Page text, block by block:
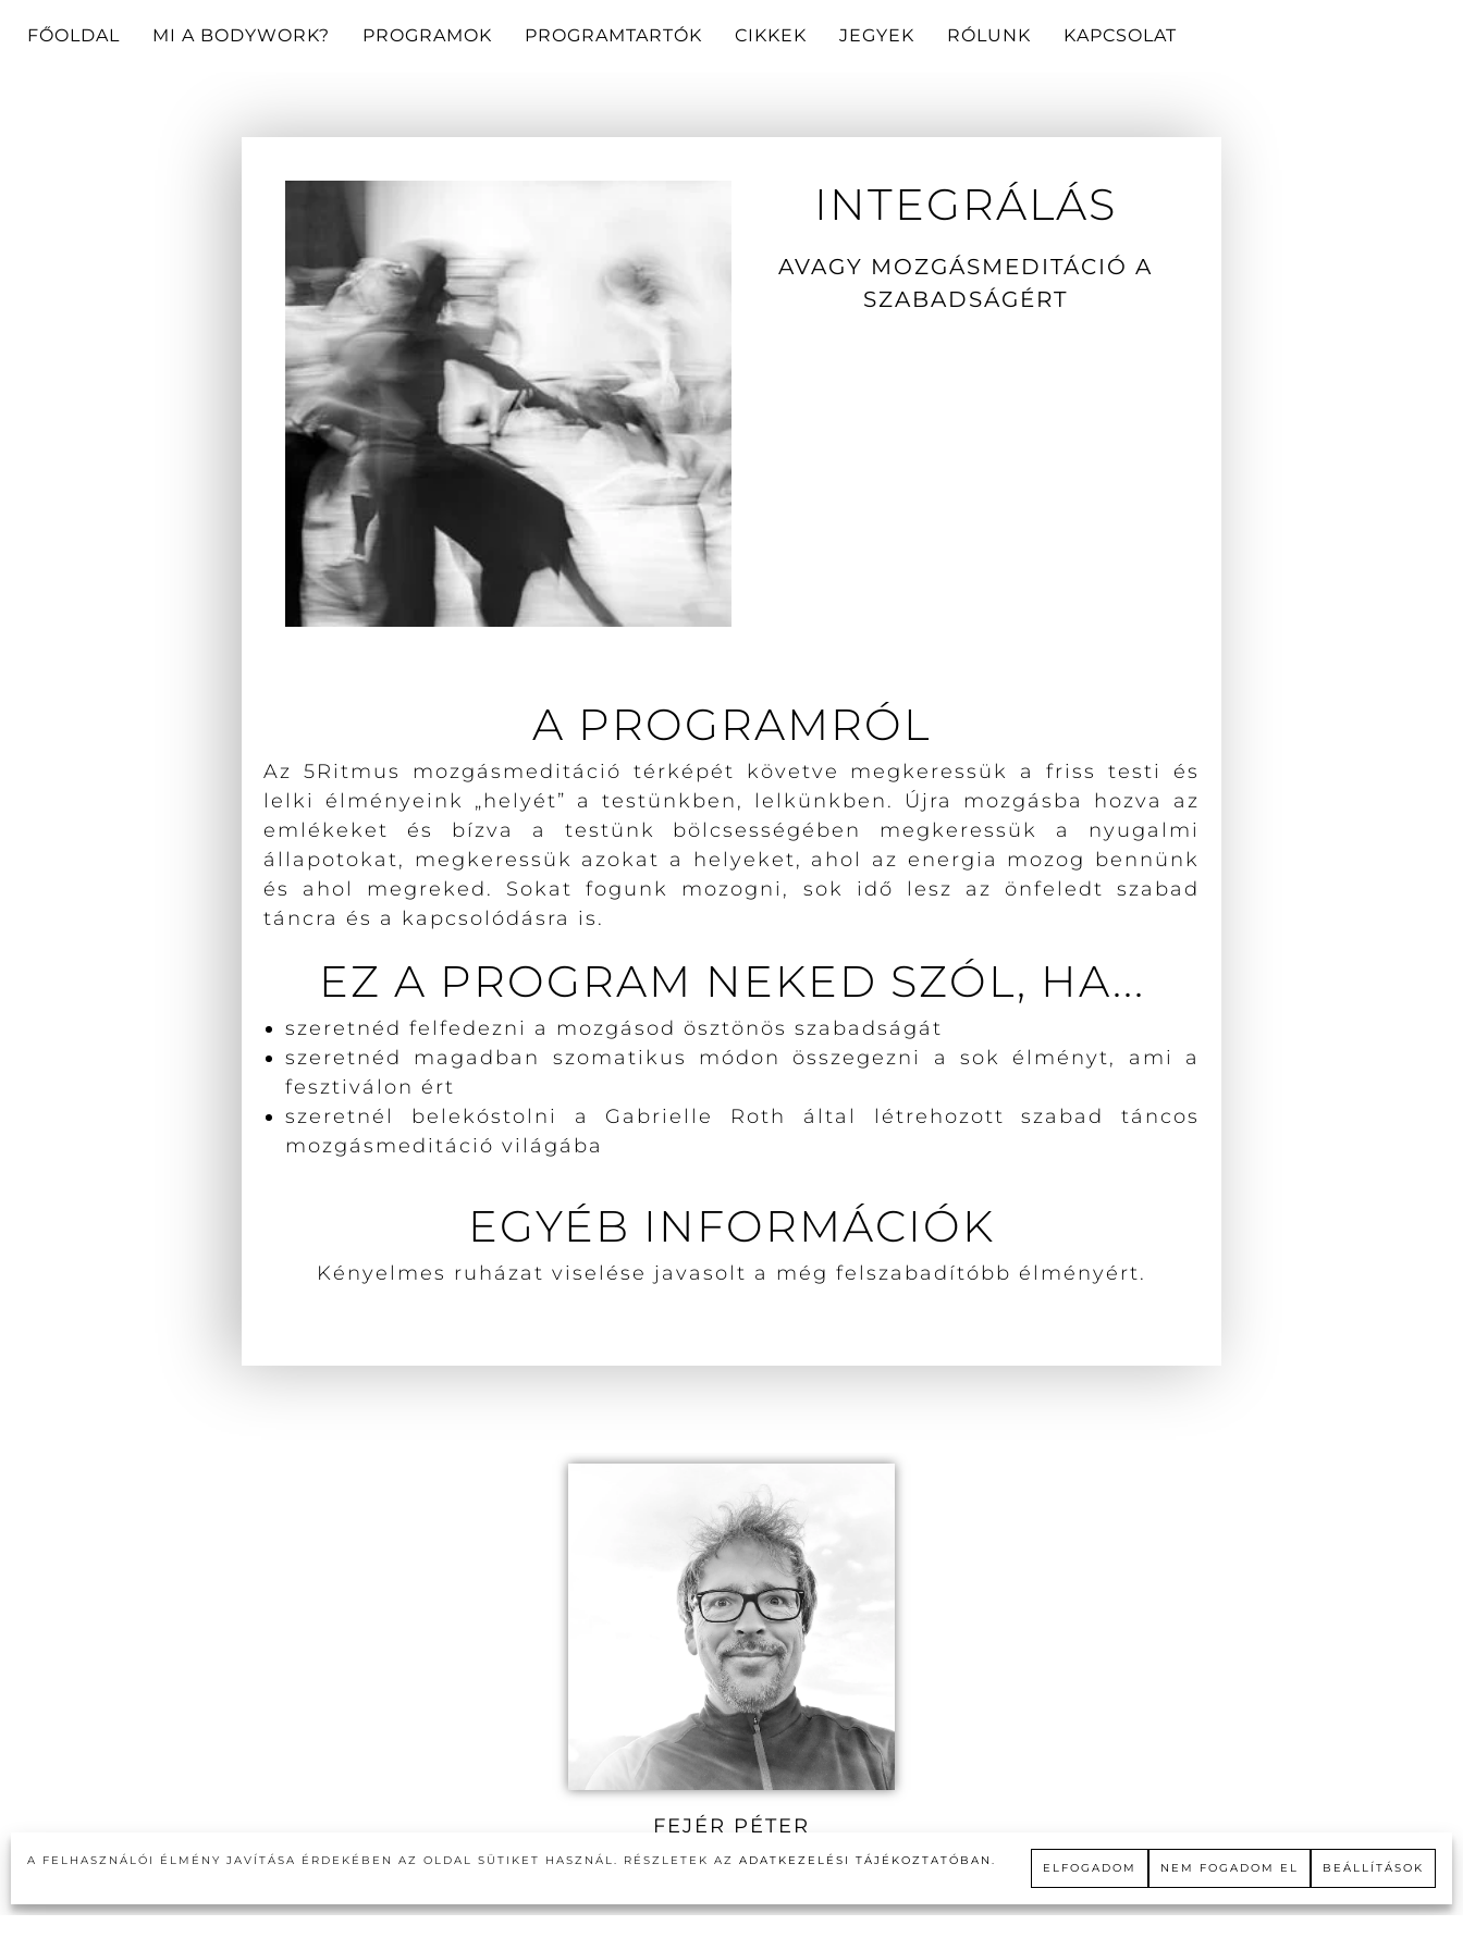
A FELHASZNÁLÓI ÉLMÉNY JAVÍTÁSA ÉRDEKÉBEN AZ OLDAL SÜTIKET HASZNÁL. RÉSZLETEK AZ ADATKEZELÉSI TÁJÉKOZTATÓBAN .
ELFOGADOM NEM FOGADOM EL BEÁLLÍTÁSOK
FŐOLDAL MI A BODYWORK? PROGRAMOK PROGRAMTARTÓK CIKKEK JEGYEK RÓLUNK KAPCSOLAT
INTEGRÁLÁS
AVAGY MOZGÁSMEDITÁCIÓ A
SZABADSÁGÉRT
A PROGRAMRÓL
Az 5Ritmus mozgásmeditáció térképét követve megkeressük a friss testi és
lelki élményeink „helyét” a testünkben, lelkünkben. Újra mozgásba hozva az
emlékeket és bízva a testünk bölcsességében megkeressük a nyugalmi
állapotokat, megkeressük azokat a helyeket, ahol az energia mozog bennünk
és ahol megreked. Sokat fogunk mozogni, sok idő lesz az önfeledt szabad
táncra és a kapcsolódásra is.
EZ A PROGRAM NEKED SZÓL, HA...
szeretnéd felfedezni a mozgásod ösztönös szabadságát
szeretnéd magadban szomatikus módon összegezni a sok élményt, ami a
fesztiválon ért
szeretnél belekóstolni a Gabrielle Roth által létrehozott szabad táncos
mozgásmeditáció világába
EGYÉB INFORMÁCIÓK
Kényelmes ruházat viselése javasolt a még felszabadítóbb élményért.
FEJÉR PÉTER
5RITMUS© TANÁR